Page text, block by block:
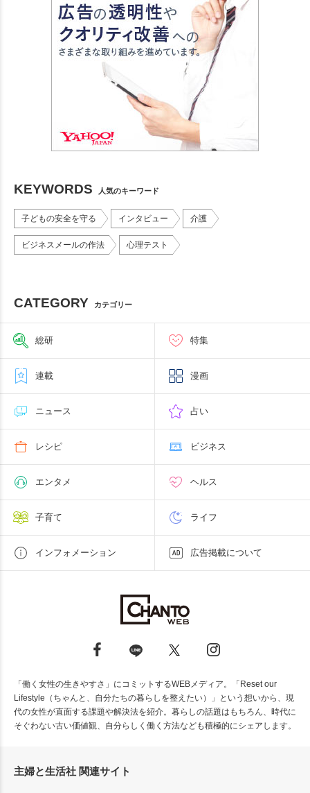
KEYWORDS 人気のキーワード
子どもの安全を守る インタビュー 介護
ビジネスメールの作法 心理テスト
CATEGORY カテゴリー
総研 特集
連載 漫画
ニュース 占い
レシピ ビジネス
エンタメ ヘルス
子育て ライフ
インフォメーション 広告掲載について
「働く女性の生きやすさ」にコミットするWEBメディア。「Reset our
Lifestyle（ちゃんと、自分たちの暮らしを整えたい）」という想いから、現
代の女性が直面する課題や解決法を紹介。暮らしの話題はもちろん、時代に
そぐわない古い価値観、自分らしく働く方法なども積極的にシェアします。
主婦と生活社 関連サイト